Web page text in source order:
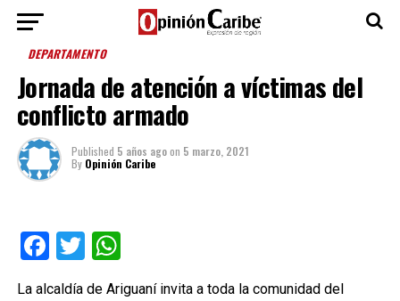
DEPARTAMENTO
Jornada de atención a víctimas del
conflicto armado
Published 5 años agoon 5 marzo, 2021
By Opinión Caribe
Facebook
TwitterWhatsApp
La alcaldía de Ariguaní invita a toda la comunidad del